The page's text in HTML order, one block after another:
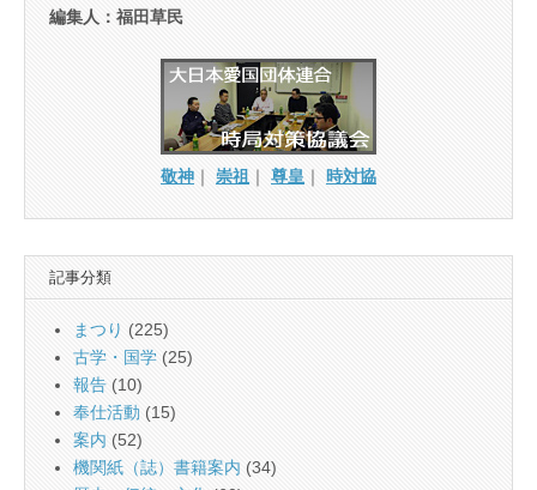
編集人：福田草民
敬神 ｜ 崇祖 ｜ 尊皇 ｜ 時対協
記事分類
まつり (225)
古学・国学 (25)
報告 (10)
奉仕活動 (15)
案内 (52)
機関紙（誌）書籍案内 (34)